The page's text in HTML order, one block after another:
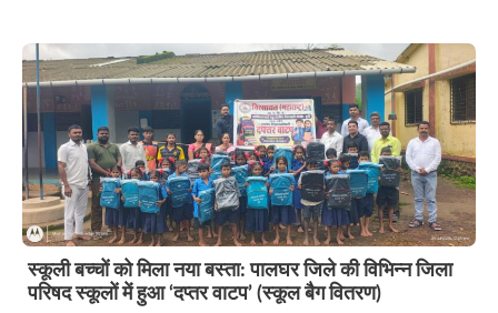
स्कूली बच्चों को मिला नया बस्ता: पालघर जिले की विभिन्न जिला
परिषद स्कूलों में हुआ ‘दप्तर वाटप’ (स्कूल बैग वितरण)